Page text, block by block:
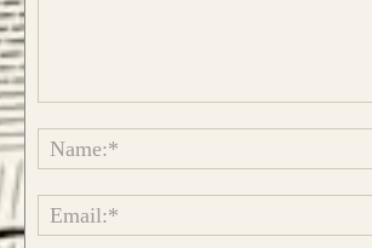
Caratteristica che contraddistingue